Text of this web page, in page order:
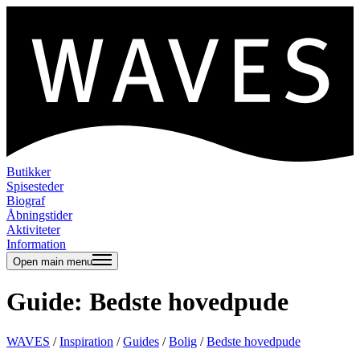
Butikker
Spisesteder
Biograf
Åbningstider
Aktiviteter
Information
Open main menu
Guide: Bedste hovedpude
WAVES /Inspiration /Guides /Bolig /Bedste hovedpude